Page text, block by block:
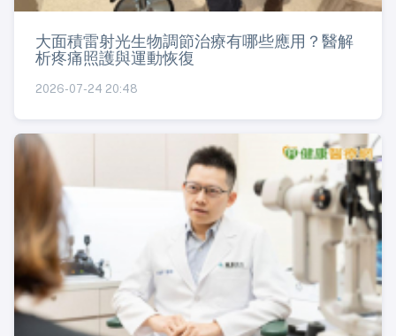
大面積雷射光生物調節治療有哪些應用？醫解
析疼痛照護與運動恢復
2026-07-24 20:48